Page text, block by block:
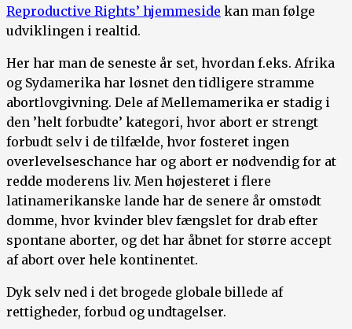
Reproductive Rights’ hjemmeside kan man følge
udviklingen i realtid.
Her har man de seneste år set, hvordan f.eks. Afrika
og Sydamerika har løsnet den tidligere stramme
abortlovgivning. Dele af Mellemamerika er stadig i
den ’helt forbudte’ kategori, hvor abort er strengt
forbudt selv i de tilfælde, hvor fosteret ingen
overlevelseschance har og abort er nødvendig for at
redde moderens liv. Men højesteret i flere
latinamerikanske lande har de senere år omstødt
domme, hvor kvinder blev fængslet for drab efter
spontane aborter, og det har åbnet for større accept
af abort over hele kontinentet.
Dyk selv ned i det brogede globale billede af
rettigheder, forbud og undtagelser.